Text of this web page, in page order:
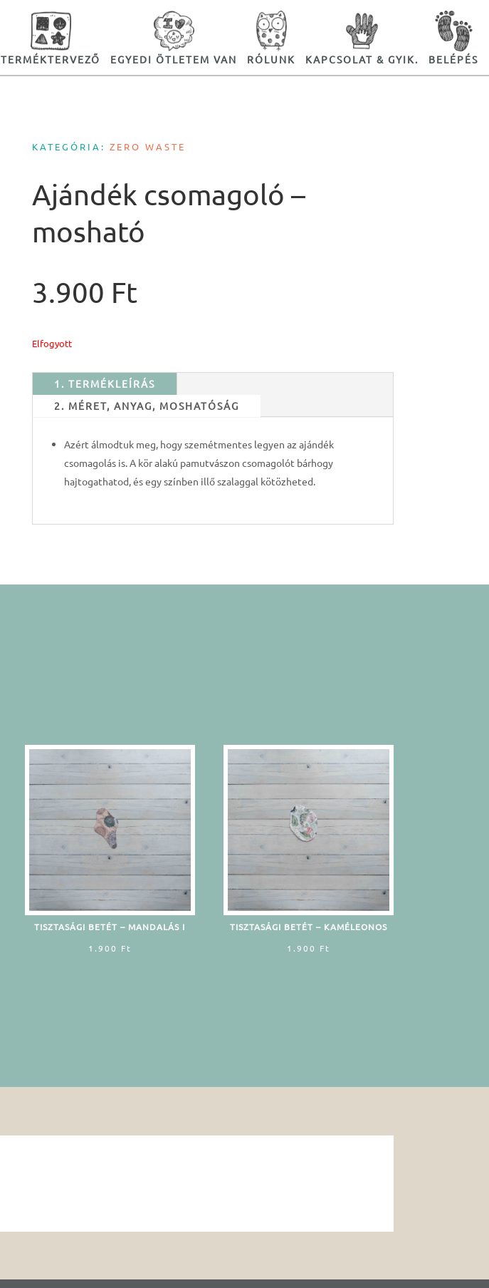
TERMÉKTERVEZŐ EGYEDI ÖTLETEM VAN RÓLUNK KAPCSOLAT & GYIK. BELÉPÉS
KATEGÓRIA: ZERO WASTE
Ajándék csomagoló –
mosható
3.900 Ft
Elfogyott
1. TERMÉKLEÍRÁS
2. MÉRET, ANYAG, MOSHATÓSÁG
Azért álmodtuk meg, hogy szemétmentes legyen az ajándék
csomagolás is. A kör alakú pamutvászon csomagolót bárhogy
hajtogathatod, és egy színben illő szalaggal kötözheted.
TISZTASÁGI BETÉT – MANDALÁS I
1.900 Ft
TISZTASÁGI BETÉT – KAMÉLEONOS
1.900 Ft